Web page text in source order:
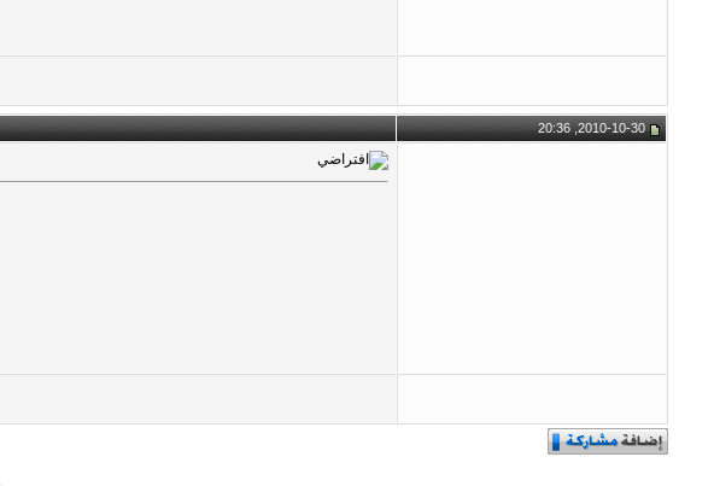
2010-10-30, 20:36